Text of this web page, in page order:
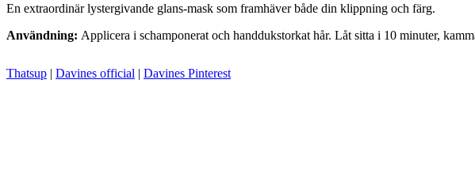
En extraordinär lystergivande glans-mask som framhäver både din klippning och färg.
Användning: Applicera i schamponerat och handdukstorkat hår. Låt sitta i 10 minuter,
Thatsup | Davines official | Davines Pinterest